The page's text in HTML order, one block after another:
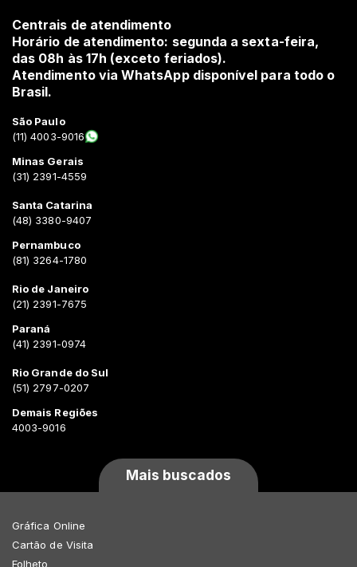
Centrais de atendimento
Horário de atendimento: segunda a sexta-feira,
das 08h às 17h (exceto feriados).
Atendimento via WhatsApp disponível para todo o
Brasil.
São Paulo
(11) 4003-9016
Minas Gerais
(31) 2391-4559
Santa Catarina
(48) 3380-9407
Pernambuco
(81) 3264-1780
Rio de Janeiro
(21) 2391-7675
Paraná
(41) 2391-0974
Rio Grande do Sul
(51) 2797-0207
Demais Regiões
4003-9016
Mais buscados
Gráfica Online
Cartão de Visita
Folheto